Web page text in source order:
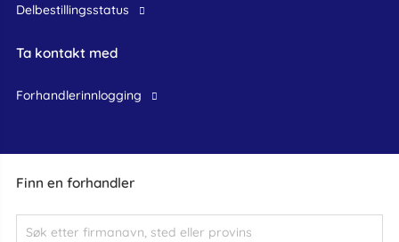
Finn en forhandler
Delbestillingsstatus
Ta kontakt med
forhandlerinnlogging